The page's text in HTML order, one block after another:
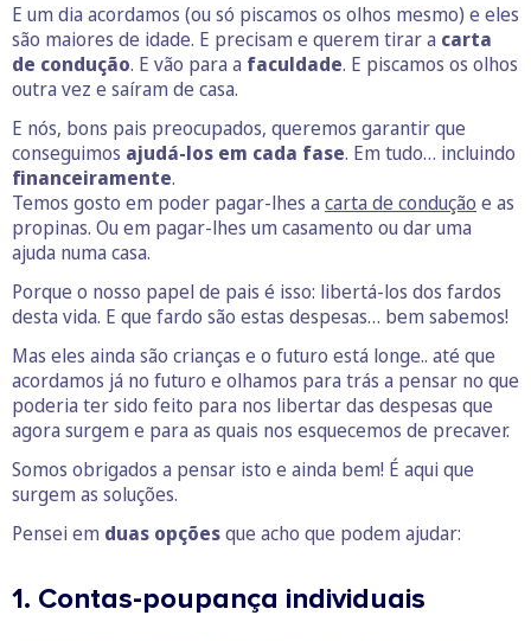
E um dia acordamos (ou só piscamos os olhos mesmo) e eles
são maiores de idade. E precisam e querem tirar a carta
de condução. E vão para a faculdade. E piscamos os olhos
outra vez e saíram de casa.
E nós, bons pais preocupados, queremos garantir que
conseguimos ajudá-los em cada fase. Em tudo… incluindo
financeiramente.
Temos gosto em poder pagar-lhes a carta de condução e as
propinas. Ou em pagar-lhes um casamento ou dar uma
ajuda numa casa.
Porque o nosso papel de pais é isso: libertá-los dos fardos
desta vida. E que fardo são estas despesas… bem sabemos!
Mas eles ainda são crianças e o futuro está longe.. até que
acordamos já no futuro e olhamos para trás a pensar no que
poderia ter sido feito para nos libertar das despesas que
agora surgem e para as quais nos esquecemos de precaver.
Somos obrigados a pensar isto e ainda bem! É aqui que
surgem as soluções.
Pensei em duas opçõesque acho que podem ajudar:
1. Contas-poupança individuais